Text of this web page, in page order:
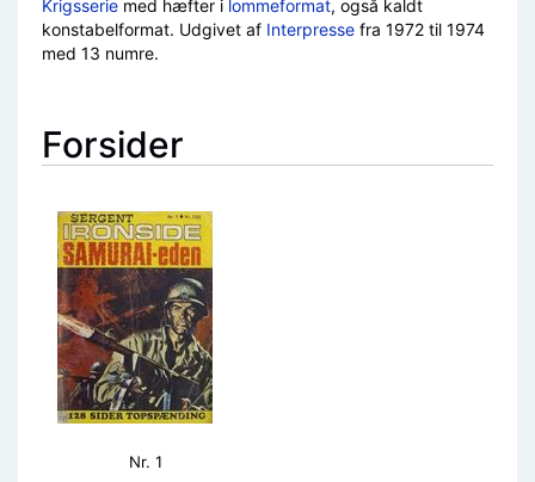
Krigsserie med hæfter i lommeformat, også kaldt
konstabelformat. Udgivet af Interpresse fra 1972 til 1974
med 13 numre.
Forsider
Nr. 1